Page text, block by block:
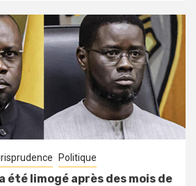
Politique
été limogé après des mois de